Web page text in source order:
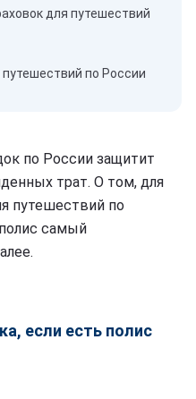
для путешествий
путешествий по России
по России защитит
трат. О том, для
путешествий по
самый
если есть полис